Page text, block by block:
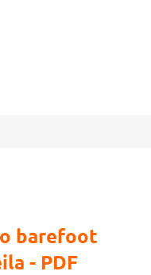
barefoot
- PDF